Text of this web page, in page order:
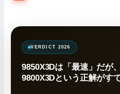
VERDICT 2026
9850X3Dは「最速」だが、
9800X3Dという正解がす